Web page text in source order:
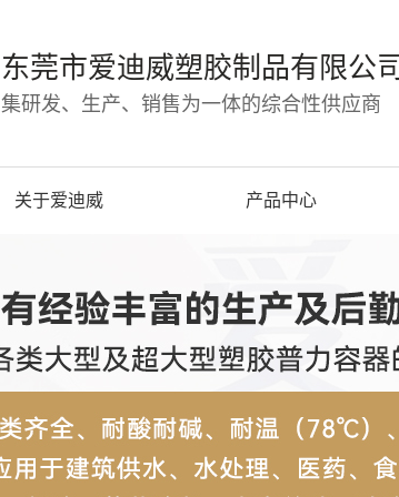
东莞市爱迪威塑胶制品有限公司
集研发、生产、销售为一体的综合性供应商
关于爱迪威 产品中心